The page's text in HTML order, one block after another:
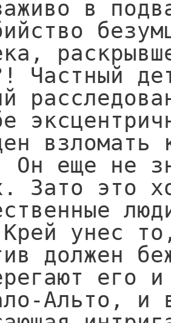
в
Частный
взломать
Он еще не
Зато это
Крей унес
должен
его
Альто, и